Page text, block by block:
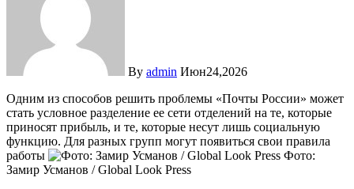
By admin Июн24,2026
Одним из способов решить проблемы «Почты России» может
стать условное разделение ее сети отделений на те, которые
приносят прибыль, и те, которые несут лишь социальную
функцию. Для разных групп могут появиться свои правила
работы
Фото:
Замир Усманов / Global Look Press